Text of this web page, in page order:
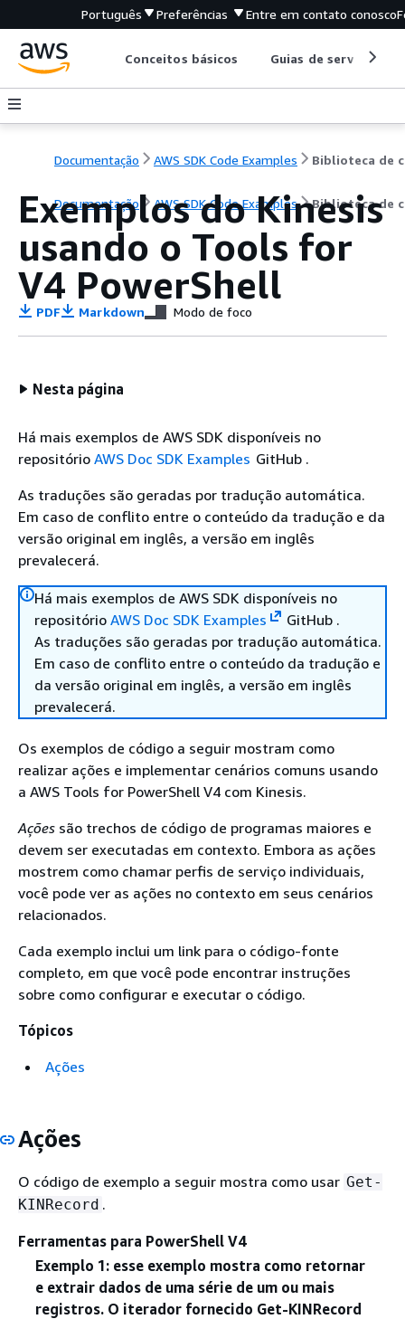
Português Preferências Entre em contato conosco
Conceitos básicos Guias de serviço
Documentação AWS SDK Code Examples
Documentação AWS SDK Code Examples Biblioteca de
Exemplos do Kinesis
usando o Tools for
V4 PowerShell
PDF Markdown Modo de foco
Nesta página
Há mais exemplos de AWS SDK disponíveis no
repositório AWS Doc SDK Examples GitHub .
As traduções são geradas por tradução automática.
Em caso de conflito entre o conteúdo da tradução e da
versão original em inglês, a versão em inglês
prevalecerá.
Há mais exemplos de AWS SDK disponíveis no
repositório AWS Doc SDK Examples
GitHub .
As traduções são geradas por tradução automática.
Em caso de conflito entre o conteúdo da tradução e
da versão original em inglês, a versão em inglês
prevalecerá.
Os exemplos de código a seguir mostram como
realizar ações e implementar cenários comuns usando
a AWS Tools for PowerShell V4 com Kinesis.
Ações são trechos de código de programas maiores e
devem ser executadas em contexto. Embora as ações
mostrem como chamar perfis de serviço individuais,
você pode ver as ações no contexto em seus cenários
relacionados.
Cada exemplo inclui um link para o código-fonte
completo, em que você pode encontrar instruções
sobre como configurar e executar o código.
Tópicos
Ações
Ações
O código de exemplo a seguir mostra como usar Get-
KINRecord .
Ferramentas para PowerShell V4
Exemplo 1: esse exemplo mostra como retornar
e extrair dados de uma série de um ou mais
registros. O iterador fornecido Get-KINRecord